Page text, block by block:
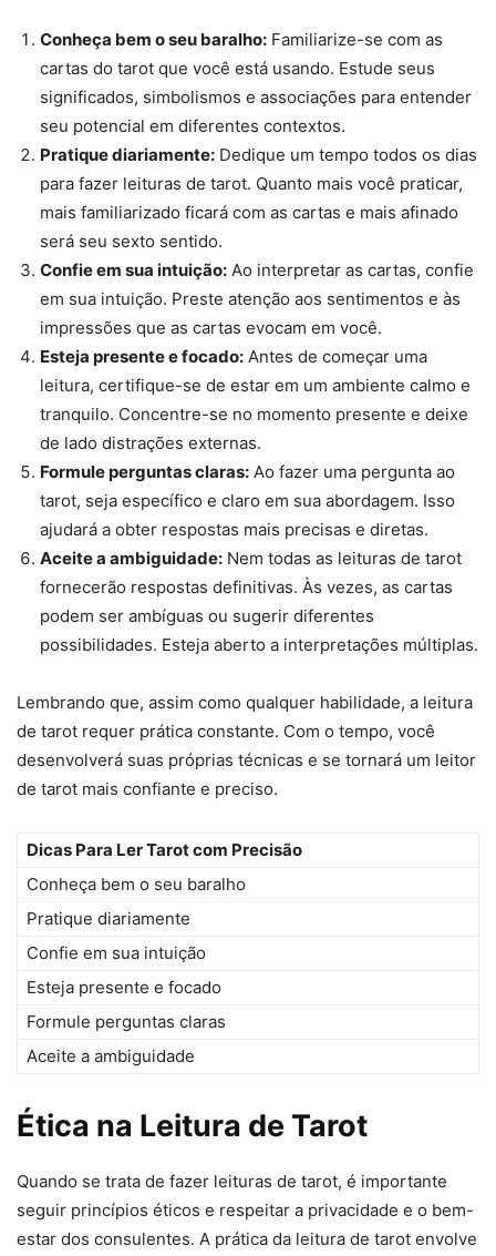
Conheça bem o seu baralho: Familiarize-se com as
cartas do tarot que você está usando. Estude seus
significados, simbolismos e associações para entender
seu potencial em diferentes contextos.
Pratique diariamente: Dedique um tempo todos os dias
para fazer leituras de tarot. Quanto mais você praticar,
mais familiarizado ficará com as cartas e mais afinado
será seu sexto sentido.
Confie em sua intuição: Ao interpretar as cartas, confie
em sua intuição. Preste atenção aos sentimentos e às
impressões que as cartas evocam em você.
Esteja presente e focado: Antes de começar uma
leitura, certifique-se de estar em um ambiente calmo e
tranquilo. Concentre-se no momento presente e deixe
de lado distrações externas.
Formule perguntas claras: Ao fazer uma pergunta ao
tarot, seja específico e claro em sua abordagem. Isso
ajudará a obter respostas mais precisas e diretas.
Aceite a ambiguidade: Nem todas as leituras de tarot
fornecerão respostas definitivas. Às vezes, as cartas
podem ser ambíguas ou sugerir diferentes
possibilidades. Esteja aberto a interpretações múltiplas.
Lembrando que, assim como qualquer habilidade, a leitura
de tarot requer prática constante. Com o tempo, você
desenvolverá suas próprias técnicas e se tornará um leitor
de tarot mais confiante e preciso.
Dicas Para Ler Tarot com Precisão
Conheça bem o seu baralho
Pratique diariamente
Confie em sua intuição
Esteja presente e focado
Formule perguntas claras
Aceite a ambiguidade
Ética na Leitura de Tarot
Quando se trata de fazer leituras de tarot, é importante
seguir princípios éticos e respeitar a privacidade e o bem-
estar dos consulentes. A prática da leitura de tarot envolve